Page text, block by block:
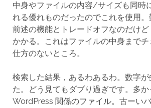
中身やファイルの内容/サイズも同時
れる優れものだったのでこれを使用
前述の機能とトレードオフなのだけ
かかる。これはファイルの中身まで
仕方のないところ。
検索した結果，あるわあるわ。数字
た。どう見てもダブり過ぎです。多
WordPress 関係のファイル。古ーい